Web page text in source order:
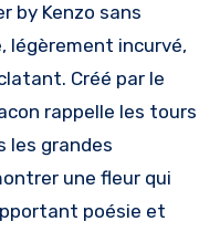
by Kenzo sans
légèrement incurvé,
Créé par le
rappelle les tours
les grandes
une fleur qui
poésie et